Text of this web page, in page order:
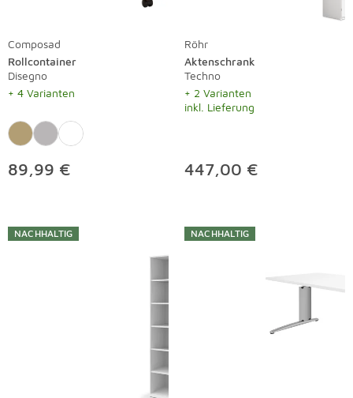
Composad
Rollcontainer
Disegno
+ 4 Varianten
89,99 €
Röhr
Aktenschrank
Techno
+ 2 Varianten
inkl. Lieferung
447,00 €
NACHHALTIG NACHHALTIG